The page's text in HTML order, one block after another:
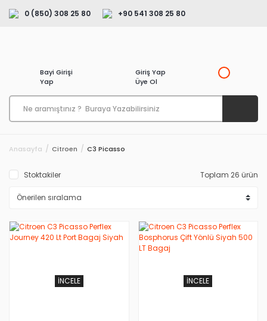
0 (850) 308 25 80 +90 541 308 25 80
Bayi Girişi
Yap
Giriş Yap
Üye Ol
Anasayfa Citroen C3 Picasso
Stoktakiler Toplam 26 ürün
İNCELE İNCELE